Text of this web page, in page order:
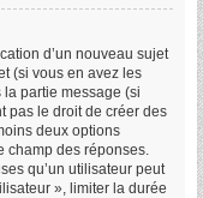
d’un nouveau sujet
(si vous en avez les
la partie message (si
pas le droit de créer des
deux options
champ des réponses.
qu’un utilisateur peut
», limiter la durée